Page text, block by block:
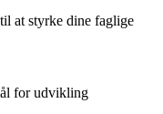
at styrke dine faglige
for udvikling